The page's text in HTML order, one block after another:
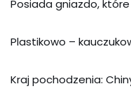
Posiada gniazdo,
Plastikowo –
Kraj pochodzenia: